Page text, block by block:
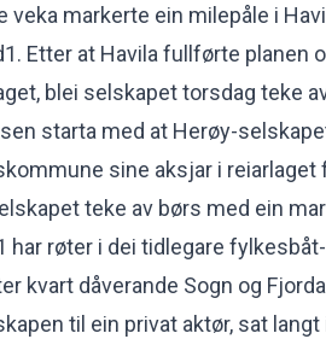
veka markerte ein milepåle i
Etter at Havila fullførte planen
blei selskapet torsdag teke
starta med at Herøy-
sine aksjar i reiarlaget
teke av børs med ein
har røter i dei tidlegare
kvart dåverande Sogn og
til ein privat aktør, sat